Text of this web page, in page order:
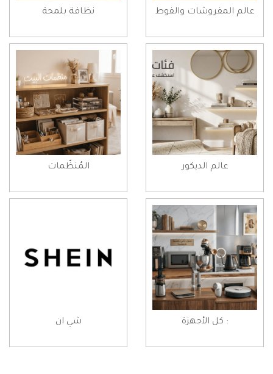
عالم المفروشات والفوط نظافة بلمحة
عالم الديكور المُنظّمات
: كل الأجهزة شي ان